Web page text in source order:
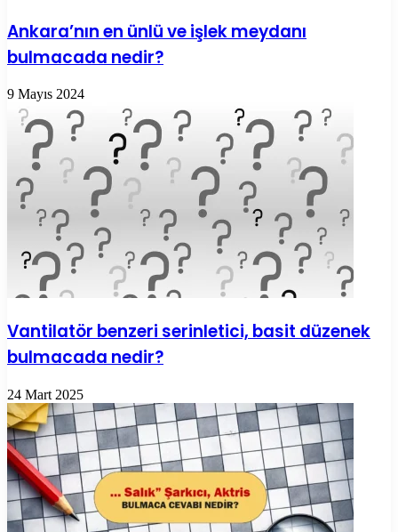
Ankara’nın en ünlü ve işlek meydanı
bulmacada nedir?
9 Mayıs 2024
Vantilatör benzeri serinletici, basit düzenek
bulmacada nedir?
24 Mart 2025